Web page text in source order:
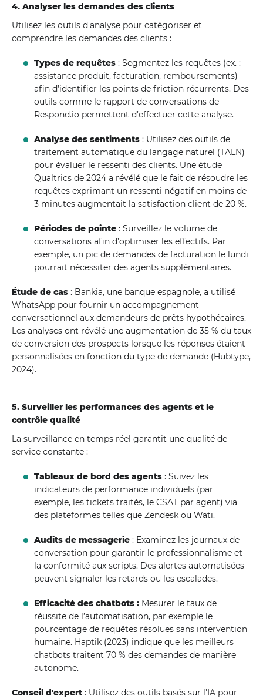
4. Analyser les demandes des clients
Utilisez les outils d'analyse pour catégoriser et
comprendre les demandes des clients :
Types de requêtes : Segmentez les requêtes (ex. :
assistance produit, facturation, remboursements)
afin d’identifier les points de friction récurrents. Des
outils comme le rapport de conversations de
Respond.io permettent d’effectuer cette analyse.
Analyse des sentiments : Utilisez des outils de
traitement automatique du langage naturel (TALN)
pour évaluer le ressenti des clients. Une étude
Qualtrics de 2024 a révélé que le fait de résoudre les
requêtes exprimant un ressenti négatif en moins de
3 minutes augmentait la satisfaction client de 20 %.
Périodes de pointe : Surveillez le volume de
conversations afin d’optimiser les effectifs. Par
exemple, un pic de demandes de facturation le lundi
pourrait nécessiter des agents supplémentaires.
Étude de cas : Bankia, une banque espagnole, a utilisé
WhatsApp pour fournir un accompagnement
conversationnel aux demandeurs de prêts hypothécaires.
Les analyses ont révélé une augmentation de 35 % du taux
de conversion des prospects lorsque les réponses étaient
personnalisées en fonction du type de demande (Hubtype,
2024).
5. Surveiller les performances des agents et le
contrôle qualité
La surveillance en temps réel garantit une qualité de
service constante :
Tableaux de bord des agents : Suivez les
indicateurs de performance individuels (par
exemple, les tickets traités, le CSAT par agent) via
des plateformes telles que Zendesk ou Wati.
Audits de messagerie : Examinez les journaux de
conversation pour garantir le professionnalisme et
la conformité aux scripts. Des alertes automatisées
peuvent signaler les retards ou les escalades.
Efficacité des chatbots : Mesurer le taux de
réussite de l’automatisation, par exemple le
pourcentage de requêtes résolues sans intervention
humaine. Haptik (2023) indique que les meilleurs
chatbots traitent 70 % des demandes de manière
autonome.
Conseil d'expert : Utilisez des outils basés sur l'IA pour